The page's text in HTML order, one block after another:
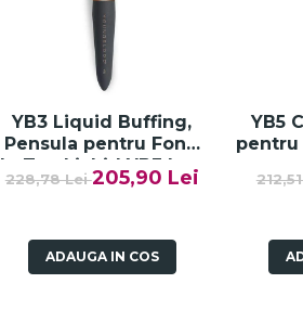
YB3 Liquid Buffing,
Pensula pentru Fond
de Ten Lichid YB3 Luxe
228,78 Lei205,90 Lei
ADAUGA IN COS
YB5
pentru